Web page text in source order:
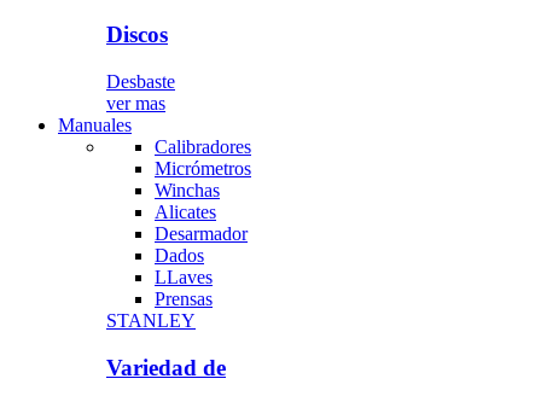
Discos
Desbaste
ver mas
Manuales
Calibradores
Micrómetros
Winchas
Alicates
Desarmador
Dados
LLaves
Prensas
STANLEY
Variedad de